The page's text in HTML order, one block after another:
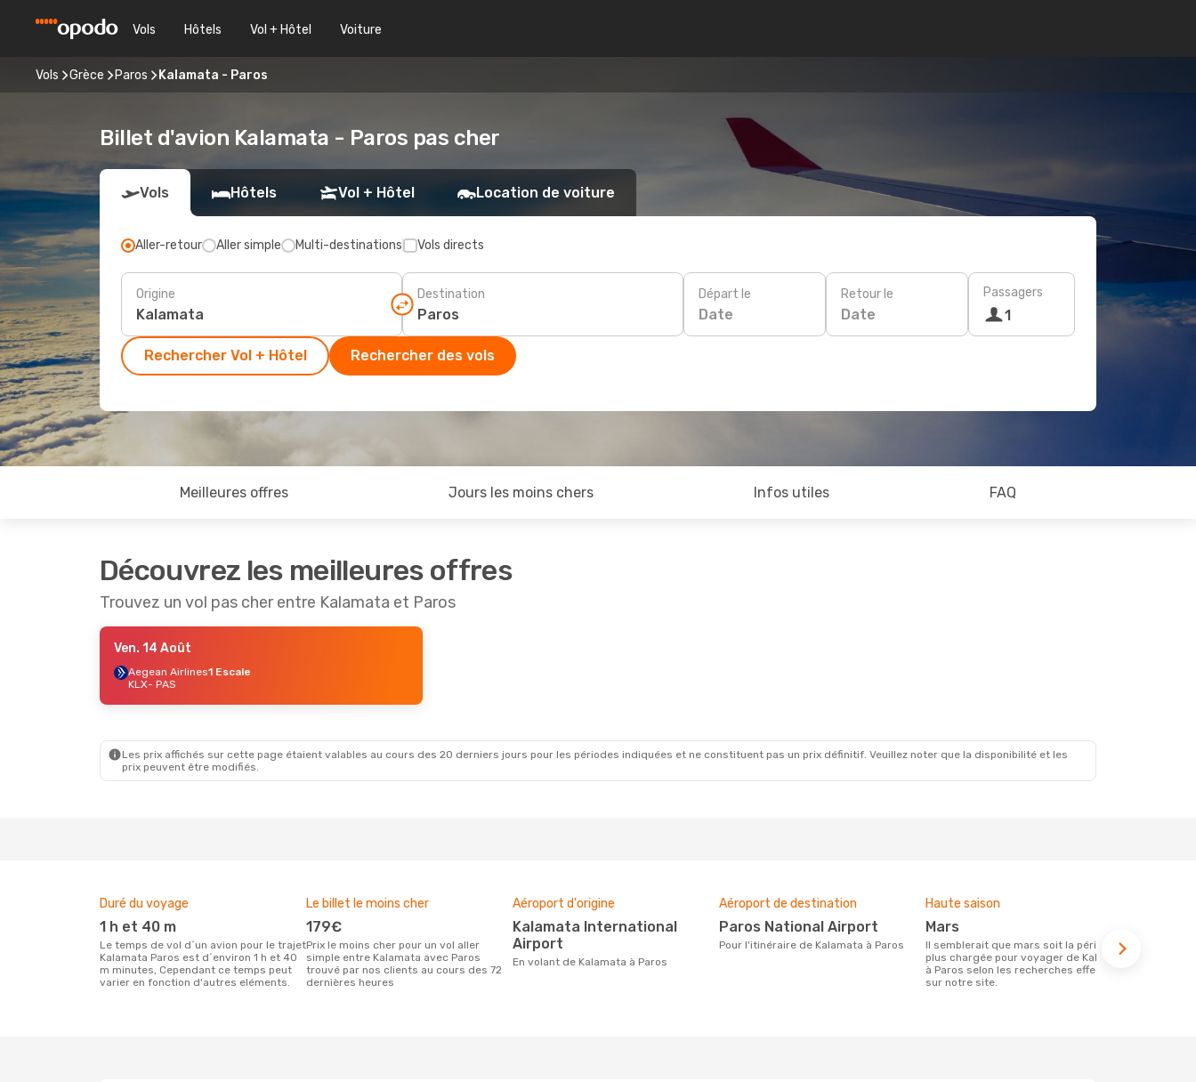
Vols Hôtels Vol + Hôtel Voiture
Vols Grèce Paros Kalamata - Paros
Billet d'avion Kalamata - Paros pas cher
Vols Hôtels Vol + Hôtel Location de voiture
Aller-retour Aller simple Multi-destinations Vols directs
Origine Destination Départ le
Date
Retour le
Date
Passagers
1
Rechercher Vol + Hôtel Rechercher des vols
Meilleures offres Jours les moins chers Infos utiles FAQ
Découvrez les meilleures offres
Trouvez un vol pas cher entre Kalamata et Paros
Ven. 14 Août
Aegean Airlines1 Escale
KLX- PAS
Les prix affichés sur cette page étaient valables au cours des 20 derniers jours pour les périodes indiquées et ne constituent pas un prix définitif. Veuillez noter que la disponibilité et les
prix peuvent être modifiés.
Duré du voyage
1 h et 40 m
Le temps de vol d´un avion pour le trajet
Kalamata Paros est d´environ 1 h et 40
m minutes, Cependant ce temps peut
varier en fonction d'autres eléments.
Le billet le moins cher
179€
Prix le moins cher pour un vol aller
simple entre Kalamata avec Paros
trouvé par nos clients au cours des 72
dernières heures
Aéroport d'origine
Kalamata International
Airport
En volant de Kalamata à Paros
Aéroport de destination
Paros National Airport
Pour l'itinéraire de Kalamata à Paros
Haute saison
mars
Il semblerait que mars soit la période la
plus chargée pour voyager de Kalamata
à Paros selon les recherches effectuées
sur notre site.